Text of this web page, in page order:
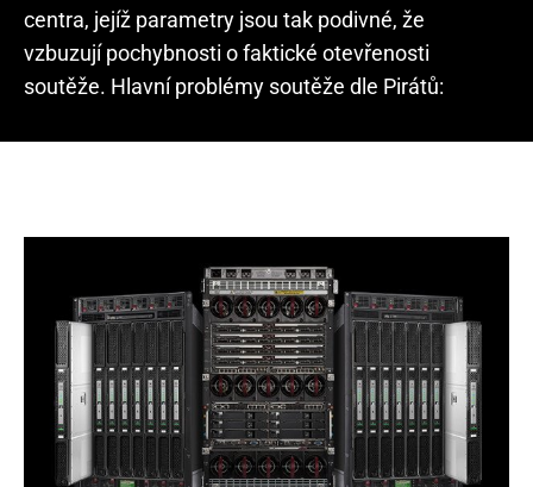
centra, jejíž parametry jsou tak podivné, že
vzbuzují pochybnosti o faktické otevřenosti
soutěže. Hlavní problémy soutěže dle Pirátů: